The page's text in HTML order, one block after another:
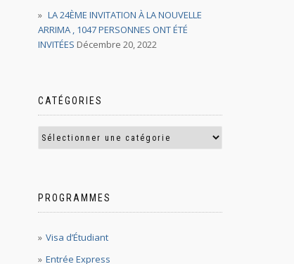
LA 24ÈME INVITATION À LA NOUVELLE
ARRIMA , 1047 PERSONNES ONT ÉTÉ
INVITÉES Décembre 20, 2022
CATÉGORIES
PROGRAMMES
Visa d’Étudiant
Entrée Express